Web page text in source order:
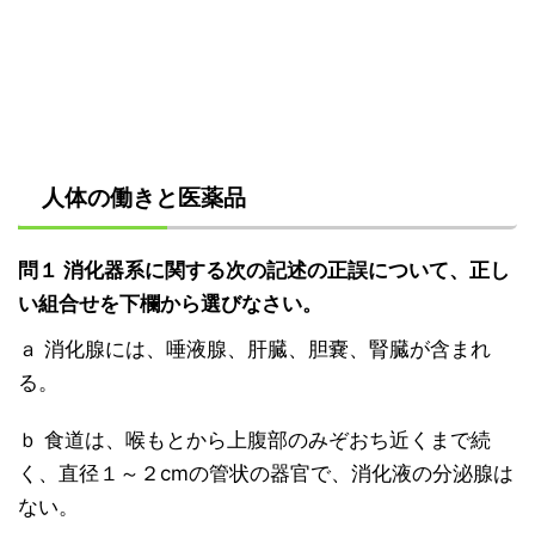
人体の働きと医薬品
問１ 消化器系に関する次の記述の正誤について、正し
い組合せを下欄から選びなさい。
ａ 消化腺には、唾液腺、肝臓、胆嚢、腎臓が含まれ
る。
ｂ 食道は、喉もとから上腹部のみぞおち近くまで続
く、直径１～２cmの管状の器官で、消化液の分泌腺は
ない。